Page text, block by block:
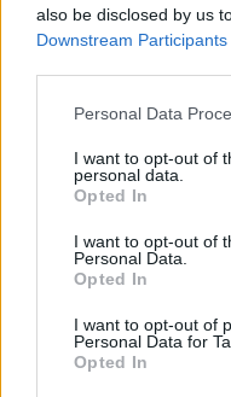
also be disclosed by us
Downstream Participants
Personal Data
I want to opt-out of
personal data.
Opted In
I want to opt-out of
Personal Data.
Opted In
I want to opt-out of
Personal Data for
Opted In
* Letra añadida por
+ Congal Tijuana
Letra Fumar hierba
Letra Pensando en